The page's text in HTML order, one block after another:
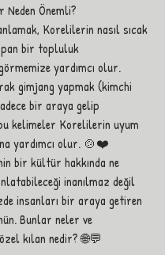
Önemli?
Korelilerin nasıl sıcak
bir topluluk
yardımcı olur.
gimjang yapmak (kimchi
bir araya gelip
kelimeler Korelilerin uyum
yardımcı olur. 🍲❤️️
bir kültür hakkında ne
inanılmaz değil
insanları bir araya getiren
Bunlar neler ve
kılan nedir? 🌐💬